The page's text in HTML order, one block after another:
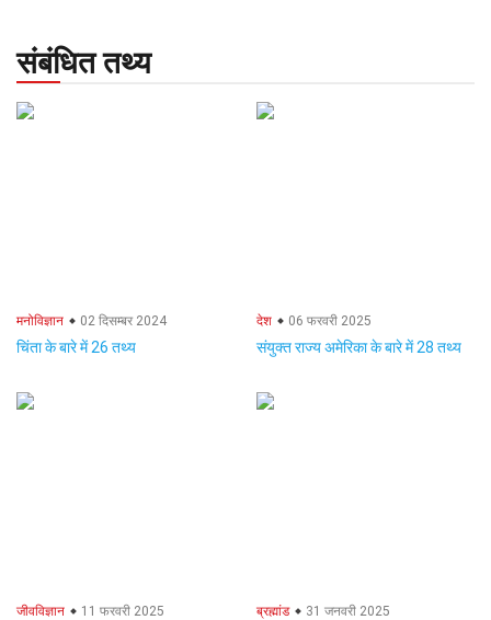
संबंधित तथ्य
मनोविज्ञान 02 दिसम्बर 2024
चिंता के बारे में 26 तथ्य
देश 06 फरवरी 2025
संयुक्त राज्य अमेरिका के बारे में 28 तथ्य
जीवविज्ञान 11 फरवरी 2025 ब्रह्मांड 31 जनवरी 2025